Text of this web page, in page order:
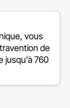
vous
de
jusqu'à 760